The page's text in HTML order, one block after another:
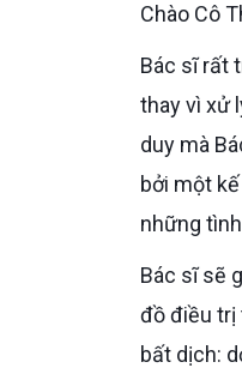
Chào Cô
Bác sĩ rất trân trọng cách Cô đặt vấn đề, vì câu hỏi của Cô cho thấy Cô đang suy nghĩ rất đúng hướng –
thay vì xử
duy mà
bởi một
những
Bác sĩ sẽ giải thích cho Cô theo đúng cách mà Bác sĩ trao đổi với bệnh nhân tại phòng khám khi lập phác
đồ điều trị
bất dịch: